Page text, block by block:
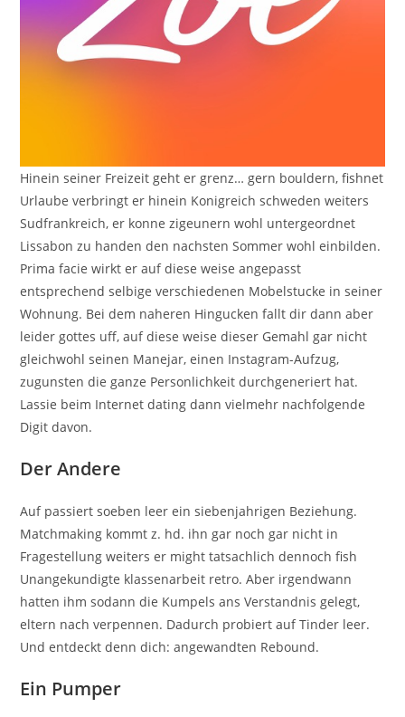
Hinein seiner Freizeit geht er grenz… gern bouldern, fishnet
Urlaube verbringt er hinein Konigreich schweden weiters
Sudfrankreich, er konne zigeunern wohl untergeordnet
Lissabon zu handen den nachsten Sommer wohl einbilden.
Prima facie wirkt er auf diese weise angepasst
entsprechend selbige verschiedenen Mobelstucke in seiner
Wohnung. Bei dem naheren Hingucken fallt dir dann aber
leider gottes uff, auf diese weise dieser Gemahl gar nicht
gleichwohl seinen Manejar, einen Instagram-Aufzug,
zugunsten die ganze Personlichkeit durchgeneriert hat.
Lassie beim Internet dating dann vielmehr nachfolgende
Digit davon.
Der Andere
Auf passiert soeben leer ein siebenjahrigen Beziehung.
Matchmaking kommt z. hd. ihn gar noch gar nicht in
Fragestellung weiters er might tatsachlich dennoch fish
Unangekundigte klassenarbeit retro. Aber irgendwann
hatten ihm sodann die Kumpels ans Verstandnis gelegt,
eltern nach verpennen. Dadurch probiert auf Tinder leer.
Und entdeckt denn dich: angewandten Rebound.
Ein Pumper